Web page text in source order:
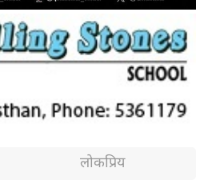
लोकप्रिय